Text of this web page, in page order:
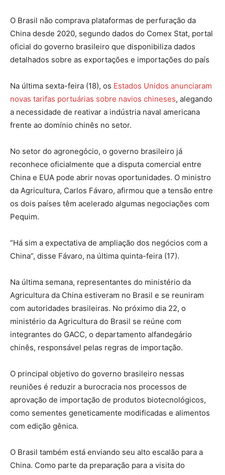
O Brasil não comprava plataformas de perfuração da
China desde 2020, segundo dados do Comex Stat, portal
oficial do governo brasileiro que disponibiliza dados
detalhados sobre as exportações e importações do país
Na última sexta-feira (18), os Estados Unidos anunciaram
novas tarifas portuárias sobre navios chineses, alegando
a necessidade de reativar a indústria naval americana
frente ao domínio chinês no setor.
No setor do agronegócio, o governo brasileiro já
reconhece oficialmente que a disputa comercial entre
China e EUA pode abrir novas oportunidades. O ministro
da Agricultura, Carlos Fávaro, afirmou que a tensão entre
os dois países têm acelerado algumas negociações com
Pequim.
“Há sim a expectativa de ampliação dos negócios com a
China”, disse Fávaro, na última quinta-feira (17).
Na última semana, representantes do ministério da
Agricultura da China estiveram no Brasil e se reuniram
com autoridades brasileiras. No próximo dia 22, o
ministério da Agricultura do Brasil se reúne com
integrantes do GACC, o departamento alfandegário
chinês, responsável pelas regras de importação.
O principal objetivo do governo brasileiro nessas
reuniões é reduzir a burocracia nos processos de
aprovação de importação de produtos biotecnológicos,
como sementes geneticamente modificadas e alimentos
com edição gênica.
O Brasil também está enviando seu alto escalão para a
China. Como parte da preparação para a visita do